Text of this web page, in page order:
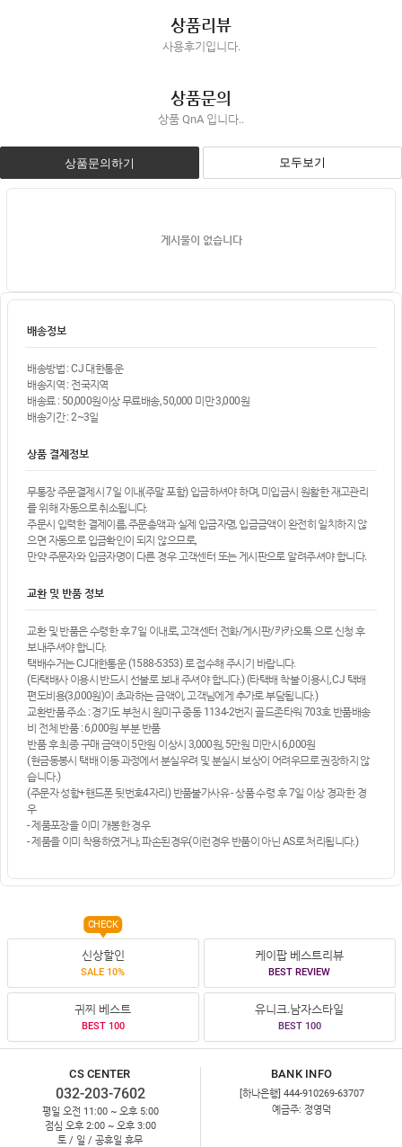
상품리뷰
사용후기입니다.
상품문의
상품 QnA 입니다..
상품문의하기 모두보기
게시물이 없습니다
배송정보
배송방법 : CJ 대한통운
배송지역 : 전국지역
배송료 : 50,000원이상 무료배송, 50,000 미만 3,000원
배송기간 : 2~3일
상품 결제정보
무통장 주문결제시 7일 이내(주말 포함) 입금하셔야 하며, 미입금시 원활한 재고관리
를 위해 자동으로 취소됩니다.
주문시 입력한 결제이름, 주문총액과 실제 입금자명, 입금금액이 완전히 일치하지 않
으면 자동으로 입금확인이 되지 않으므로,
만약 주문자와 입금자명이 다른 경우 고객센터 또는 게시판으로 알려주셔야 합니다.
교환 및 반품 정보
교환 및 반품은 수령한 후 7일 이내로, 고객센터 전화/게시판/카카오톡 으로 신청 후
보내주셔야 합니다.
택배수거는 CJ대한통운 (1588-5353) 로 접수해 주시기 바랍니다.
(타택배사 이용시 반드시 선불로 보내 주셔야 합니다.) (타택배 착불 이용시, CJ 택배
편도비용(3,000원)이 초과하는 금액이, 고객님에게 추가로 부담됩니다.)
교환반품 주소 : 경기도 부천시 원미구 중동 1134-2번지 골드존타워 703호 반품배송
비 전체 반품 : 6,000원 부분 반품
반품 후 최종 구매 금액이 5만원 이상시 3,000원, 5만원 미만시 6,000원
(현금동봉시 택배 이동 과정에서 분실우려 및 분실시 보상이 어려우므로 권장하지 않
습니다.)
(주문자 성함+핸드폰 뒷번호4자리) 반품불가사유 - 상품 수령 후 7일 이상 경과한 경
우
- 제품포장을 이미 개봉한 경우
- 제품을 이미 착용하였거나, 파손된경우(이런경우 반품이 아닌 AS로 처리됩니다.)
신상할인
SALE 10%
CHECK
케이팝 베스트리뷰
BEST REVIEW
귀찌 베스트
BEST 100
유니크.남자스타일
BEST 100
CS CENTER
032-203-7602
평일 오전 11:00 ~ 오후 5:00
점심 오후 2:00 ~ 오후 3:00
토 / 일 / 공휴일 휴무
BANK INFO
[하나은행] 444-910269-63707
예금주: 정영덕